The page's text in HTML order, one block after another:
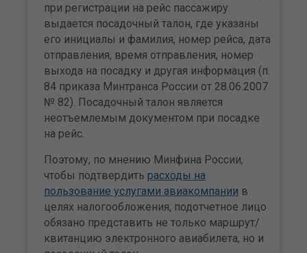
при регистрации на рейс пассажиру
выдается посадочный талон, где указаны
его инициалы и фамилия, номер рейса, дата
отправления, время отправления, номер
выхода на посадку и другая информация (п.
84 приказа Минтранса России от 28.06.2007
№ 82). Посадочный талон является
неотъемлемым документом при посадке
на рейс.
Поэтому, по мнению Минфина России,
чтобы подтвердить расходы на
пользование услугами авиакомпании в
целях налогообложения, подотчетное лицо
обязано представить не только маршрут/
квитанцию электронного авиабилета, но и